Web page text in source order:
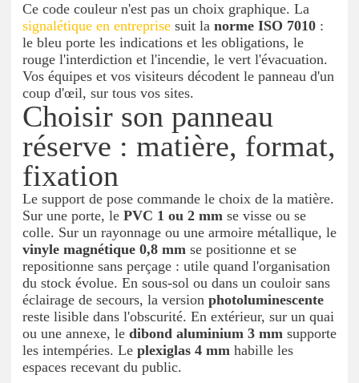
Ce code couleur n'est pas un choix graphique. La
signalétique en entreprise suit la norme ISO 7010 :
le bleu porte les indications et les obligations, le
rouge l'interdiction et l'incendie, le vert l'évacuation.
Vos équipes et vos visiteurs décodent le panneau d'un
coup d'œil, sur tous vos sites.
Choisir son panneau
réserve : matière, format,
fixation
Le support de pose commande le choix de la matière.
Sur une porte, le PVC 1 ou 2 mm se visse ou se
colle. Sur un rayonnage ou une armoire métallique, le
vinyle magnétique 0,8 mm se positionne et se
repositionne sans perçage : utile quand l'organisation
du stock évolue. En sous-sol ou dans un couloir sans
éclairage de secours, la version photoluminescente
reste lisible dans l'obscurité. En extérieur, sur un quai
ou une annexe, le dibond aluminium 3 mm supporte
les intempéries. Le plexiglas 4 mm habille les
espaces recevant du public.